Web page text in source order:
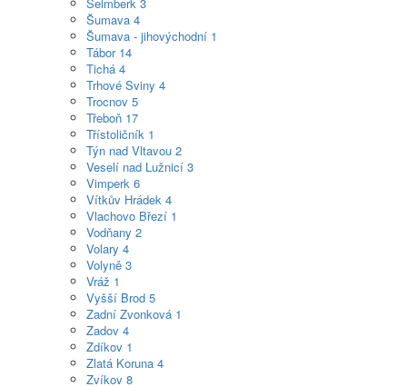
Šumava 4
Šumava - jihovýchodní 1
Tábor 14
Tichá 4
Trhové Sviny 4
Trocnov 5
Třeboň 17
Třístoličník 1
Týn nad Vltavou 2
Veselí nad Lužnicí 3
Vimperk 6
Vítkův Hrádek 4
Vlachovo Březí 1
Vodňany 2
Volary 4
Volyně 3
Vráž 1
Vyšší Brod 5
Zadní Zvonková 1
Zadov 4
Zdíkov 1
Zlatá Koruna 4
Zvíkov 8